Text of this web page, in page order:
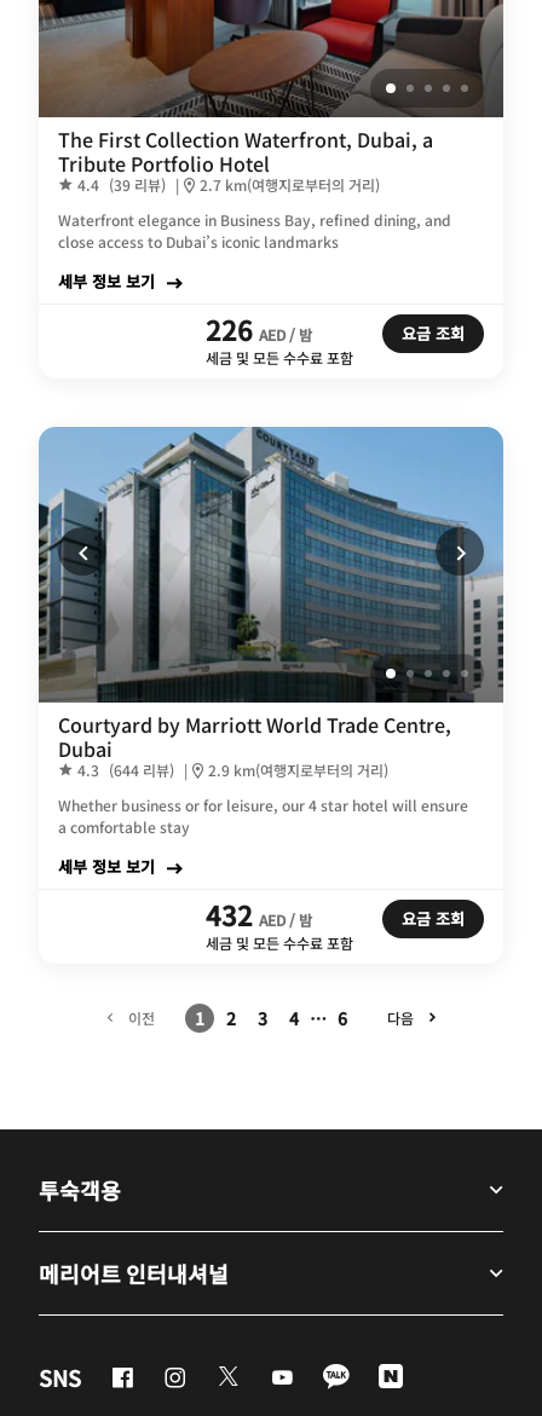
The First Collection Waterfront, Dubai, a
Tribute Portfolio Hotel
4.4 (39 리뷰) |
2.7 km(여행지로부터의 거리)
Waterfront elegance in Business Bay, refined dining, and
close access to Dubai’s iconic landmarks
세부 정보 보기
226 AED / 밤
세금 및 모든 수수료 포함
요금 조회
Courtyard by Marriott World Trade Centre,
Dubai
4.3 (644 리뷰) |
2.9 km(여행지로부터의 거리)
Whether business or for leisure, our 4 star hotel will ensure
a comfortable stay
세부 정보 보기
432 AED / 밤
세금 및 모든 수수료 포함
요금 조회
이전 1 2 3 4 … 6 다음
투숙객용
메리어트 인터내셔널
SNS Facebook
새 창 열기
Instagram
새 창 열기
Twitter
새 창 열기
Youtube
새 창 열기
LineApp
새 창 열기
Naver
새 창 열기